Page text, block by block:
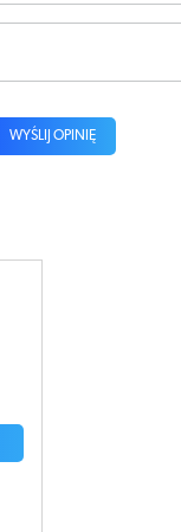
WYŚLIJ OPINIĘ